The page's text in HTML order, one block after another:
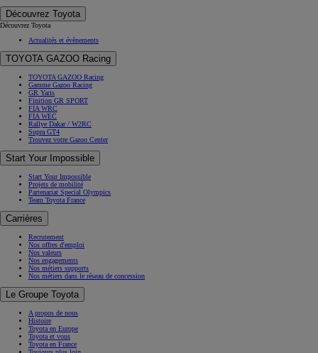
Découvrez Toyota
Découvrez Toyota
Actualités et évènements
TOYOTA GAZOO Racing
TOYOTA GAZOO Racing
Gamme Gazoo Racing
GR Yaris
Finition GR SPORT
FIA WRC
FIA WEC
Rallye Dakar / W2RC
Supra GT4
Trouvez votre Gazoo Center
Start Your Impossible
Start Your Impossible
Projets de mobilité
Partenariat Special Olympics
Team Toyota France
Carrières
Recrutement
Nos offres d'emploi
Nos valeurs
Nos engagements
Nos métiers supports
Nos métiers dans le réseau de concession
Le Groupe Toyota
A propos de nous
Histoire
Toyota en Europe
Toyota et vous
Toyota en France